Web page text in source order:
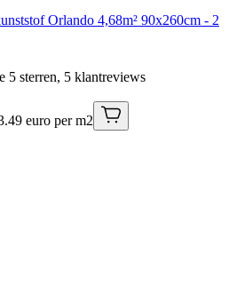
Orlando 4,68m² 90x260cm - 2
5 sterren, 5 klantreviews
euro per m2